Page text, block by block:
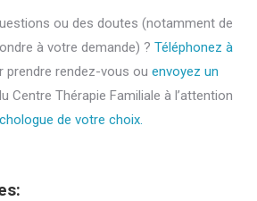
ou des doutes (notamment de
à votre demande) ? Téléphonez à
prendre rendez-vous ou envoyez un
Centre Thérapie Familiale à l’attention
de votre choix.